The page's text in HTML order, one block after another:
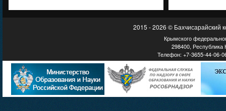
2015 - 2026 © Бахчисарайский
Крымского
298400, Республика
Телефон: +7-3655-44-06-